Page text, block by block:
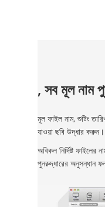
, সব মূল নাম
মূল ফাইল নাম, শুটিং
যাওয়া ছবি উদ্ধার করুন।
অবিকল নির্দিষ্ট
পুনরুদ্ধারের অনুসন্ধান